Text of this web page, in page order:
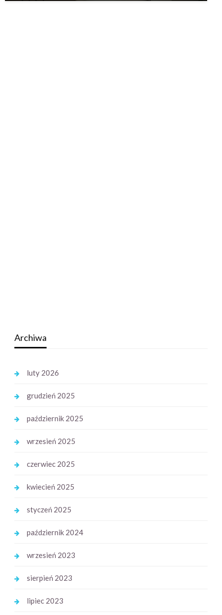
Archiwa
luty 2026
grudzień 2025
październik 2025
wrzesień 2025
czerwiec 2025
kwiecień 2025
styczeń 2025
październik 2024
wrzesień 2023
sierpień 2023
lipiec 2023